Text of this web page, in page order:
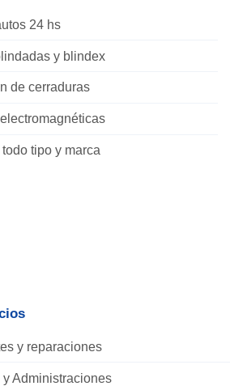
24 hs
y blindex
de cerraduras
tipo y marca
y reparaciones
Administraciones